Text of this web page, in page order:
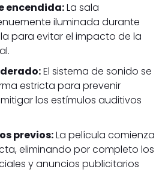
encendida:La sala
iluminada durante
para evitar el impacto de la
El sistema de sonido se
estricta para prevenir
los estímulos auditivos
previos:La película comienza
eliminando por completo los
y anuncios publicitarios